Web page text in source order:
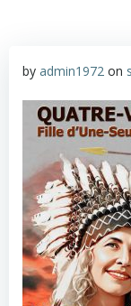
by admin1972 on